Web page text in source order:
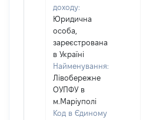
доходу:
Юридична
особа,
зареєстрована
в Україні
Найменування:
Лівобережне
ОУПФУ в
м.Маріуполі
Код в Єдиному